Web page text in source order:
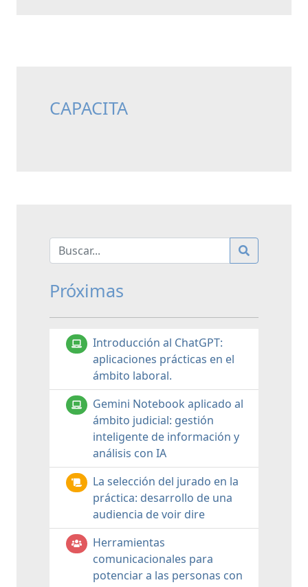
CAPACITA
Próximas
Introducción al ChatGPT:
aplicaciones prácticas en el
ámbito laboral.
Gemini Notebook aplicado al
ámbito judicial: gestión
inteligente de información y
análisis con IA
La selección del jurado en la
práctica: desarrollo de una
audiencia de voir dire
Herramientas
comunicacionales para
potenciar a las personas con